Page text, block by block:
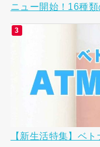
ニュー開始！16種
【新生活特集】ベ